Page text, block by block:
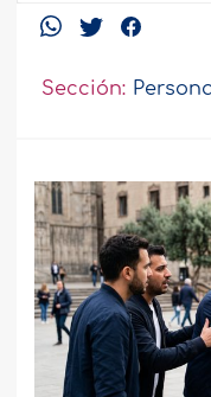
Sección: